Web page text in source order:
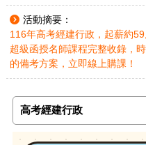
活動摘要：
116年高考經建行政，起薪約
超級函授名師課程完整收錄，
的備考方案，立即線上購課！
高考經建行政